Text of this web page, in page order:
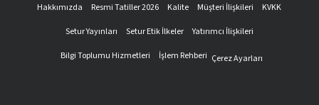
Hakkımızda Resmi Tatiller 2026 Kalite Müşteri İlişkileri
KVKK
Setur Yayınları
Setur Etik İlkeler
Yatırımcı İlişkileri
Bilgi Toplumu Hizmetleri
İşlem Rehberi Çerez Ayarları